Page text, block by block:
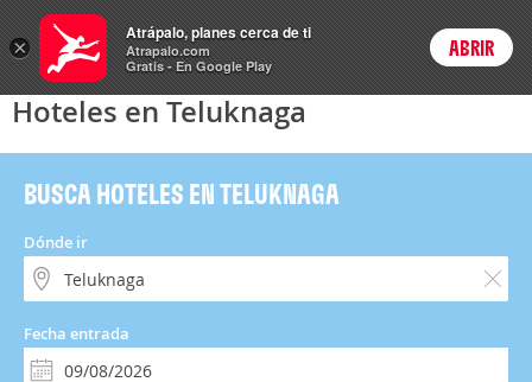
Hoteles Login
Hoteles en Teluknaga
BUSCA HOTELES EN TELUKNAGA
Dónde ir
Fecha entrada
×
Atrápalo, planes cerca de ti
Atrapalo.com
Gratis - En Google Play
ABRIR